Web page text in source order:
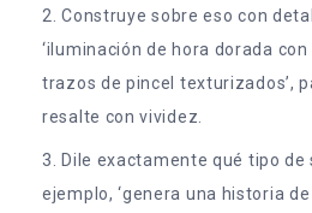
Construye sobre eso con
‘iluminación de hora dorada
trazos de pincel texturizados’,
resalte con vividez.
Dile exactamente qué tipo de
ejemplo, ‘genera una historia de